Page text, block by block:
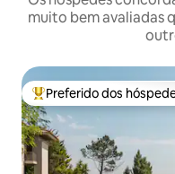
muito bem avaliadas
Entre os melhores
Preferido dos